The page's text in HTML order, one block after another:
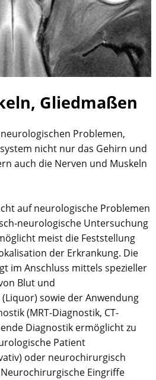
Gliedmaßen
Problemen,
nicht nur das Gehirn und
auch die Nerven und Muskeln
auf neurologische Problemen
neurologische Untersuchung
meist die Feststellung
der Erkrankung. Die
im Anschluss mittels spezieller
Blut und
sowie der Anwendung
(MRT-Diagnostik, CT-
Diagnostik ermöglicht zu
Patient
oder neurochirurgisch
Eingriffe